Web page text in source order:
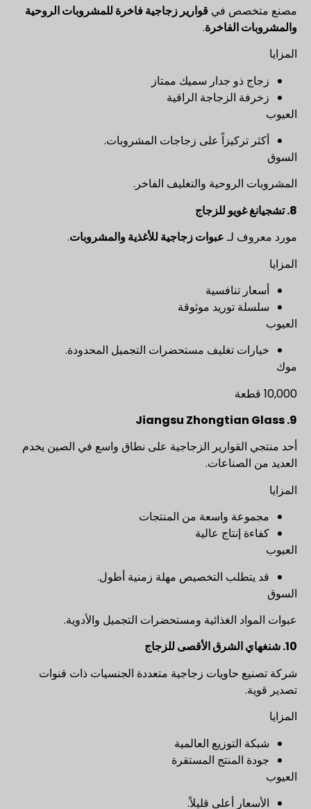
مصنع متخصص في قوارير زجاجية فاخرة للمشروبات الروحية
والمشروبات الفاخرة.
المزايا
زجاج ذو جدار سميك ممتاز
زخرفة الزجاجة الراقية
العيوب
أكثر تركيزاً على زجاجات المشروبات.
السوق
المشروبات الروحية والتغليف الفاخر.
8. تشجيانغ غويو للزجاج
مورد معروف لـعبوات زجاجية للأغذية والمشروبات.
المزايا
أسعار تنافسية
سلسلة توريد موثوقة
العيوب
خيارات تغليف مستحضرات التجميل المحدودة.
موك
10,000 قطعة
9. Jiangsu Zhongtian Glass
أحد منتجي القوارير الزجاجية على نطاق واسع في الصين يخدم
العديد من الصناعات.
المزايا
مجموعة واسعة من المنتجات
كفاءة إنتاج عالية
العيوب
قد يتطلب التخصيص مهلة زمنية أطول.
السوق
عبوات المواد الغذائية ومستحضرات التجميل والأدوية.
10. شنغهاي الشرق الأقصى للزجاج
شركة تصنيع حاويات زجاجية متعددة الجنسيات ذات قنوات
تصدير قوية.
المزايا
شبكة التوزيع العالمية
جودة المنتج المستقرة
العيوب
الأسعار أعلى قليلاً.